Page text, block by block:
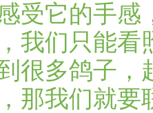
受它的手感
我们只能看
很多鸽子，
那我们就要